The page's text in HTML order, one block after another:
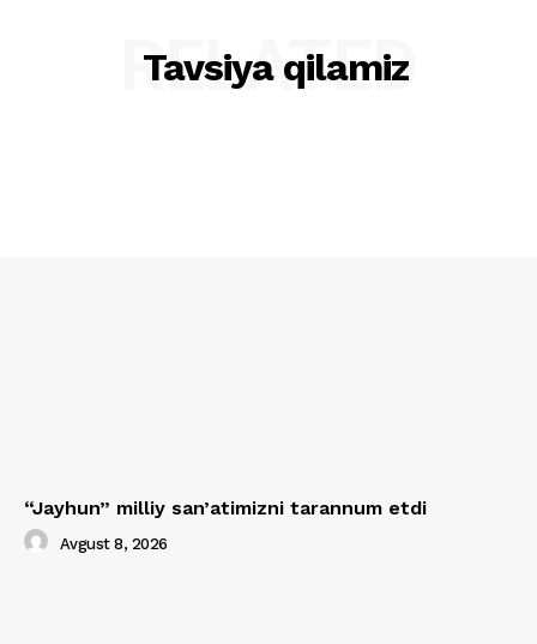
Tavsiya qilamiz
RELATED
“Jayhun” milliy san’atimizni tarannum etdi
Avgust 8, 2026